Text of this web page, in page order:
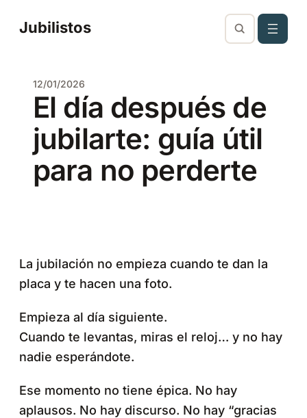
Jubilistos
12/01/2026
El día después de
jubilarte: guía útil
para no perderte
La jubilación no empieza cuando te dan la
placa y te hacen una foto.
Empieza al día siguiente.
Cuando te levantas, miras el reloj… y no hay
nadie esperándote.
Ese momento no tiene épica. No hay
aplausos. No hay discurso. No hay “gracias